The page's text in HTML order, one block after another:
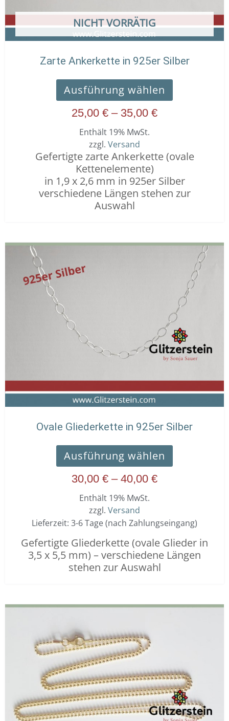
NICHT VORRÄTIG
Zarte Ankerkette in 925er Silber
Ausführung wählen
gewählt
werden
25,00 € – 35,00 €
Enthält 19% MwSt.
zzgl. Versand
Gefertigte zarte Ankerkette (ovale
Kettenelemente)
in 1,9 x 2,6 mm in 925er Silber
verschiedene Längen stehen zur
Auswahl
Ovale Gliederkette in 925er Silber
Ausführung wählen
Dieses
Produkt
weist
mehrere
Varianten
auf.
Die
Optionen
können
auf
gewählt
werden
30,00 € – 40,00 €
Preisspanne:
40,00 €
Enthält 19% MwSt.
zzgl. Versand
Lieferzeit: 3-6 Tage (nach Zahlungseingang)
Gefertigte Gliederkette (ovale Glieder in
3,5 x 5,5 mm) – verschiedene Längen
stehen zur Auswahl
Dieses
auf.
Die
Optionen
können
Preisspanne: